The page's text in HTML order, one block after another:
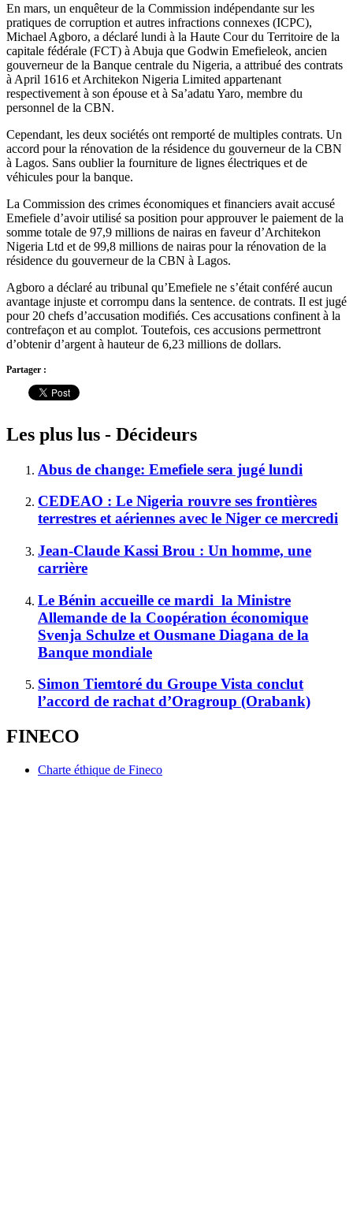
En mars, un enquêteur de la Commission indépendante sur les
pratiques de corruption et autres infractions connexes (ICPC),
Michael Agboro, a déclaré lundi à la Haute Cour du Territoire de la
capitale fédérale (FCT) à Abuja que Godwin Emefieleok, ancien
gouverneur de la Banque centrale du Nigeria, a attribué des contrats
à April 1616 et Architekon Nigeria Limited appartenant
respectivement à son épouse et à Sa’adatu Yaro, membre du
personnel de la CBN.
Cependant, les deux sociétés ont remporté de multiples contrats. Un
accord pour la rénovation de la résidence du gouverneur de la CBN
à Lagos. Sans oublier la fourniture de lignes électriques et de
véhicules pour la banque.
La Commission des crimes économiques et financiers avait accusé
Emefiele d’avoir utilisé sa position pour approuver le paiement de la
somme totale de 97,9 millions de nairas en faveur d’Architekon
Nigeria Ltd et de 99,8 millions de nairas pour la rénovation de la
résidence du gouverneur de la CBN à Lagos.
Agboro a déclaré au tribunal qu’Emefiele ne s’était conféré aucun
avantage injuste et corrompu dans la sentence. de contrats. Il est jugé
pour 20 chefs d’accusation modifiés. Ces accusations confinent à la
contrefaçon et au complot. Toutefois, ces accusions permettront
d’obtenir d’argent à hauteur de 6,23 millions de dollars.
Partager :
Les plus lus - Décideurs
Abus de change: Emefiele sera jugé lundi
CEDEAO : Le Nigeria rouvre ses frontières
terrestres et aériennes avec le Niger ce mercredi
Jean-Claude Kassi Brou : Un homme, une
carrière
Le Bénin accueille ce mardi la Ministre
Allemande de la Coopération économique
Svenja Schulze et Ousmane Diagana de la
Banque mondiale
Simon Tiemtoré du Groupe Vista conclut
l’accord de rachat d’Oragroup (Orabank)
FINECO
Charte éthique de Fineco